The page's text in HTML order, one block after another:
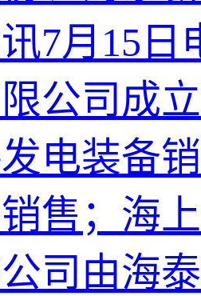
7月15
公司成
电装备
售；海
司由海